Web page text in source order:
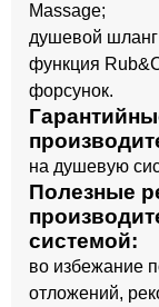
Massage;
душевой шланг
функция
форсунок.
на душевую
Полезные
системой:
во избежание
отложений,